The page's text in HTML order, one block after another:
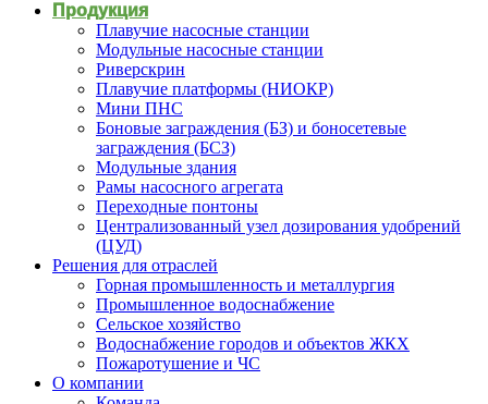
Продукция
Плавучие насосные станции
Модульные насосные станции
Риверскрин
Плавучие платформы (НИОКР)
Мини ПНС
Боновые заграждения (БЗ) и боносетевые
заграждения (БСЗ)
Модульные здания
Рамы насосного агрегата
Переходные понтоны
Централизованный узел дозирования удобрений
(ЦУД)
Решения для отраслей
Горная промышленность и металлургия
Промышленное водоснабжение
Сельское хозяйство
Водоснабжение городов и объектов ЖКХ
Пожаротушение и ЧС
О компании